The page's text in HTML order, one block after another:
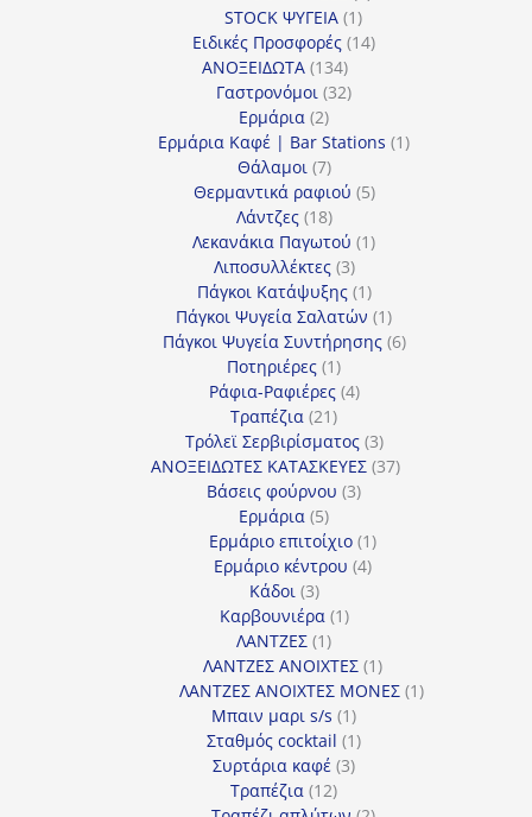
STOCK ΨΥΓΕΙΑ 11
προϊόν
Ειδικές Προσφορές 1414
ΑΝΟΞΕΙΔΩΤΑ 134134
προϊόντα
Γαστρονόμοι 3232
Ερμάρια 22
προϊόντα
Ερμάρια Καφέ | Bar Stations 11
Θάλαμοι 77
προϊόντα
Θερμαντικά ραφιού 55
Λάντζες 1818
προϊόντα
Λεκανάκια Παγωτού 11
Λιποσυλλέκτες 33
προϊόντα
Πάγκοι Κατάψυξης 11
προϊόν
Πάγκοι Ψυγεία Σαλατών 11
προϊόν
Πάγκοι Ψυγεία Συντήρησης 66
Ποτηριέρες 11
προϊόν
Ράφια-Ραφιέρες 44
Τραπέζια 2121
προϊόντα
Τρόλεϊ Σερβιρίσματος 33
προϊόντα
ΑΝΟΞΕΙΔΩΤΕΣ ΚΑΤΑΣΚΕΥΕΣ 3737
Βάσεις φούρνου 33
Ερμάρια 55
προϊόντα
Ερμάριο επιτοίχιο 11
προϊόν
Ερμάριο κέντρου 44
Κάδοι 33
προϊόντα
Καρβουνιέρα 11
ΛΑΝΤΖΕΣ 11
προϊόν
ΛΑΝΤΖΕΣ ΑΝΟΙΧΤΕΣ 11
προϊόν
ΛΑΝΤΖΕΣ ΑΝΟΙΧΤΕΣ ΜΟΝΕΣ 11
Μπαιν μαρι s/s 11
προϊόν
Σταθμός cocktail 11
Συρτάρια καφέ 33
Τραπέζια 1212